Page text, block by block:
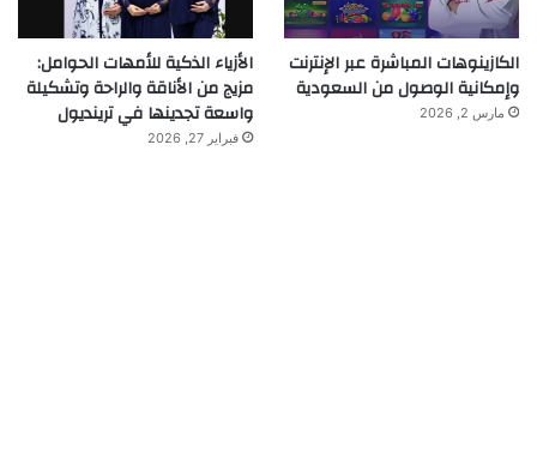
الكازينوهات المباشرة عبر الإنترنت
وإمكانية الوصول من السعودية
مارس 2, 2026
الأزياء الذكية للأمهات الحوامل:
مزيج من الأناقة والراحة وتشكيلة
واسعة تجدينها في ترينديول
فبراير 27, 2026